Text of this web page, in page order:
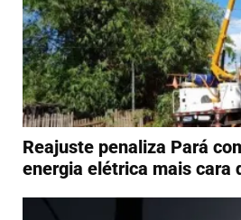
Reajuste penaliza Pará
energia elétrica mais cara